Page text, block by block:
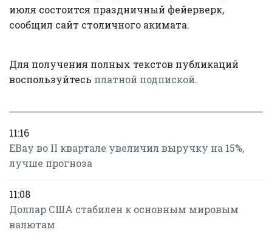
июля состоится праздничный фейерверк,
сообщил сайт столичного акимата.
Для получения полных текстов публикаций
воспользуйтесь платной подпиской.
11:16
EBay во II квартале увеличил выручку на 15%,
лучше прогноза
11:08
Доллар США стабилен к основным мировым
валютам